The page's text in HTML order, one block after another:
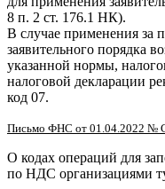
8 п. 2 ст. 176.1 НК).
В случае применения за
заявительного порядка
указанной нормы,
налоговой декларации
код 07.
Письмо ФНС от 01.04.2022 №
О кодах операций для
по НДС организациями